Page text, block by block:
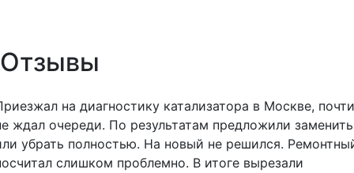
Отзывы
на диагностику катализатора в Москве, почти
ждал очереди. По результатам предложили заменить
убрать полностью. На новый не решился.
слишком проблемно. В итоге вырезали